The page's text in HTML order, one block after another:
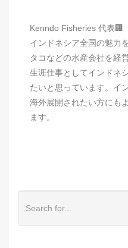
Kenndo Fisheries 代表🏢
インドネシア全国の魅力
タコなどの水産会社を経
生涯仕事としてインドネ
たいと思っています。イ
海外展開されたい方にも
ます。